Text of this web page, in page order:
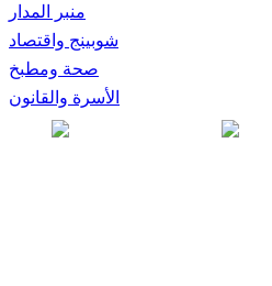
منبر المدار
شوبينج واقتصاد
صحة ومطبخ
الأسرة والقانون